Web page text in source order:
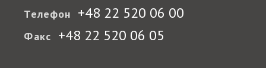
Телефон +48 22 520 06 00
Факс +48 22 520 06 05